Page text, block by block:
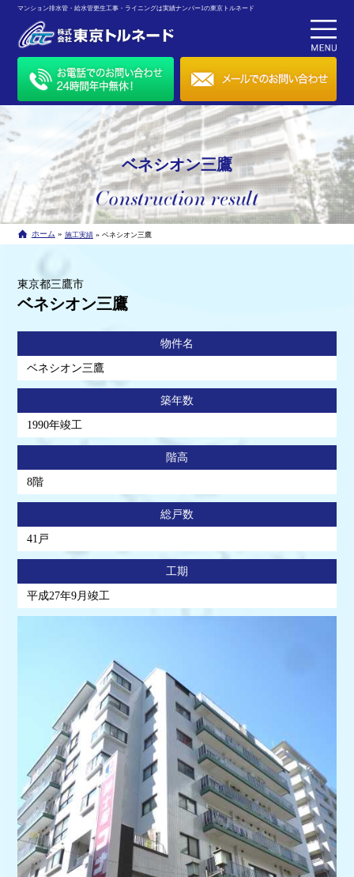
マンション排水管・給水管更生工事・ライニングは実績ナンバー1の東京トルネード
ベネシオン三鷹
ホーム » 施工実績» ベネシオン三鷹
東京都三鷹市
ベネシオン三鷹
物件名
ベネシオン三鷹
築年数
1990年竣工
階高
8階
総戸数
41戸
工期
平成27年9月竣工